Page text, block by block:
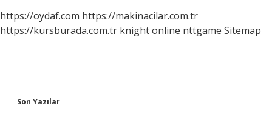
https://oydaf.com https://makinacilar.com.tr
https://kursburada.com.tr knight online nttgame Sitemap
Son Yazılar